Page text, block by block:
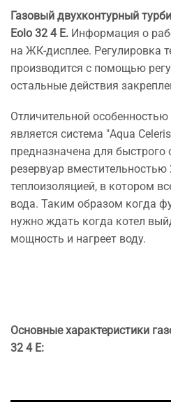
Газовый двухконтурный
Eolo 32 4 E. Информация о
на ЖК-дисплее. Регулировка
производится с помощью
остальные действия
Отличительной
является система "Aqua
предназначена для быстрого
резервуар
теплоизоляцией, в котором
вода. Таким образом когда
нужно ждать когда котел
мощность и нагреет воду.
Основные характеристики
32 4 E: